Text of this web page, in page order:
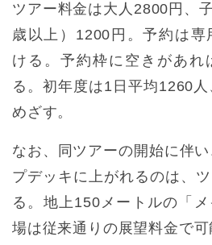
ツアー料金は大人2800円、
歳以上）1200円。予約は
ける。予約枠に空きがあれ
る。初年度は1日平均1260
めざす。
なお、同ツアーの開始に伴
プデッキに上がれるのは、
る。地上150メートルの「
場は従来通りの展望料金で可